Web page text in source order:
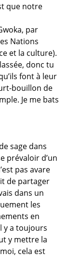
que notre
par
Nations
et la culture).
donc tu
font à leur
bouillon de
Je me bats
sage dans
prévaloir d’un
pas avare
de partager
dans un
les
en
y a toujours
y mettre la
cela est